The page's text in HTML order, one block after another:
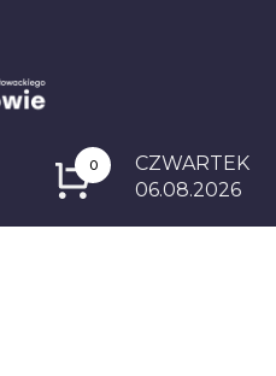
0
CZWARTEK
06.08.2026